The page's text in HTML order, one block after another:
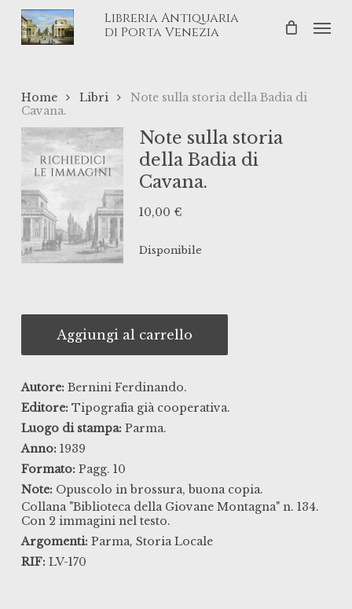
Skip
Libreria Antiquaria
di Porta Venezia
Home Libri
Note sulla storia della Badia di
Cavana.
Note sulla storia
della Badia di
Cavana.
10,00 €
Disponibile
Aggiungi al carrello
Autore: Bernini Ferdinando.
Editore: Tipografia già cooperativa.
Luogo di stampa: Parma.
Anno: 1939
Formato: Pagg. 10
Note: Opuscolo in brossura, buona copia.
Collana "Biblioteca della Giovane Montagna" n. 134.
Con 2 immagini nel testo.
Argomenti: Parma, Storia Locale
RIF: LV-170